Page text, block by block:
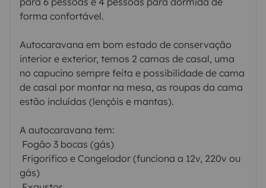
forma confortável.
Autocaravana em bom estado de conservação
interior e exterior, temos 2 camas de casal, uma
no capucino sempre feita e possibilidade de cama
de casal por montar na mesa, as roupas da cama
estão incluídas (lençóis e mantas).
A autocaravana tem:
 Fogão 3 bocas (gás)
 Frigorífico e Congelador (funciona a 12v, 220v ou
gás)